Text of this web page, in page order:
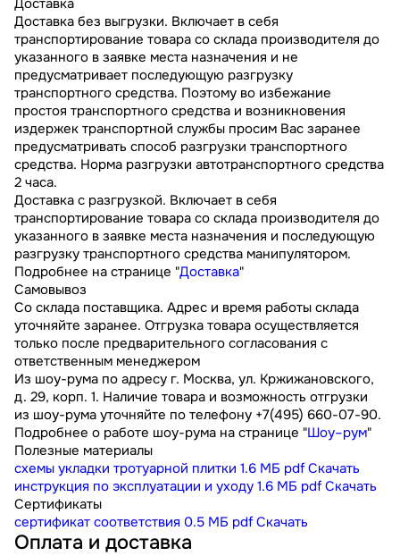
Доставка без выгрузки. Включает в себя
транспортирование товара со склада производителя до
указанного в заявке места назначения и не
предусматривает последующую разгрузку
транспортного средства. Поэтому во избежание
простоя транспортного средства и возникновения
издержек транспортной службы просим Вас заранее
предусматривать способ разгрузки транспортного
средства. Норма разгрузки автотранспортного средства
2 часа.
Доставка с разгрузкой. Включает в себя
транспортирование товара со склада производителя до
указанного в заявке места назначения и последующую
разгрузку транспортного средства манипулятором.
Подробнее на странице "Доставка"
Самовывоз
Со склада поставщика. Адрес и время работы склада
уточняйте заранее. Отгрузка товара осуществляется
только после предварительного согласования с
ответственным менеджером
Из шоу-рума по адресу г. Москва, ул. Кржижановского,
д. 29, корп. 1. Наличие товара и возможность отгрузки
из шоу-рума уточняйте по телефону +7(495) 660-07-90.
Подробнее о работе шоу-рума на странице "Шоу–рум"
Полезные материалы
схемы укладки тротуарной плитки 1.6 МБ pdf Скачать
инструкция по эксплуатации и уходу 1.6 МБ pdf Скачать
Сертификаты
сертификат соответствия 0.5 МБ pdf Скачать
Оплата и доставка